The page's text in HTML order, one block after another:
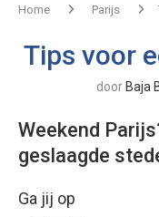
Home Parijs
Tips voor
door Baja
Weekend
geslaagde
Ga jij op